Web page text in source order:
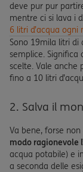
deve pur pur
mentre ci si lava i
6 litri d’acqua ogni
Sono 19mila litri di
semplice. Significa
scelte. Vale anche
fino a 10 litri
2. Salva il
Va bene, forse
modo ragionevole
acqua potabile) e
a seconda delle